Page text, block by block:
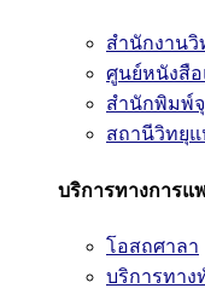
สำนักงาน
ศูนย์หนังสือ
สำนักพิมพ์
สถานีวิทยุแ
บริการทางการแ
โอสถศาลา
บริการทาง